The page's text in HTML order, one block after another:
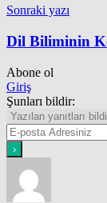
Sonraki yazı
Dil Biliminin
Abone ol
Giriş
Şunları bildir: